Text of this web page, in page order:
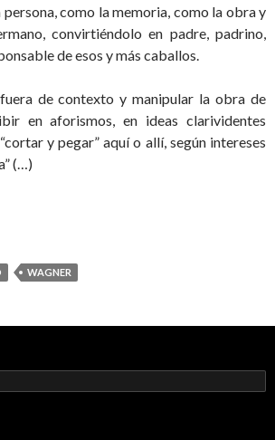
como la memoria, como la obra y
convirtiéndolo en padre, padrino,
de esos y más caballos.
de contexto y manipular la obra de
en aforismos, en ideas clarividentes
y pegar” aquí o allí, según intereses
(…)
WAGNER